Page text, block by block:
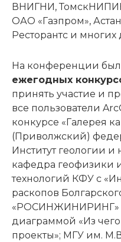
ВНИГНИ,
ОАО «Газпром»,
Ресторантс и многих
На конференции
ежегодных
принять участие и
все пользователи
конкурсе «Галерея
(Приволжский)
Институт геологии и
кафедра геофизики
технологий КФУ с
раскопов
«РОСИНЖИНИРИНГ»
диаграммой «Из
проекты»; МГУ им.